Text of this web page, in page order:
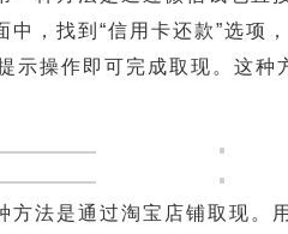
中，找到“信用卡还款”选项
示操作即可完成取现。这
方法是通过淘宝店铺取现。